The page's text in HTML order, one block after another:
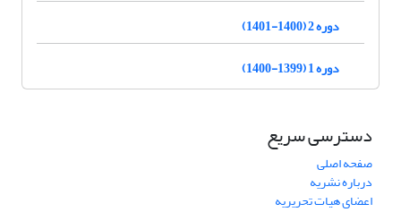
دوره 2 (1400-1401)
دوره 1 (1399-1400)
دسترسی سریع
صفحه اصلی
درباره نشریه
اعضای هیات تحریریه